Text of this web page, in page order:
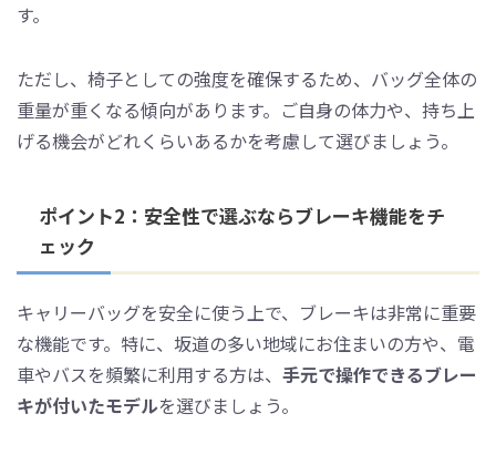
す。
ただし、椅子としての強度を確保するため、バッグ全体の
重量が重くなる傾向があります。ご自身の体力や、持ち上
げる機会がどれくらいあるかを考慮して選びましょう。
ポイント2：安全性で選ぶならブレーキ機能をチ
ェック
キャリーバッグを安全に使う上で、ブレーキは非常に重要
な機能です。特に、坂道の多い地域にお住まいの方や、電
車やバスを頻繁に利用する方は、 手元で操作できるブレー
キが付いたモデルを選びましょう。